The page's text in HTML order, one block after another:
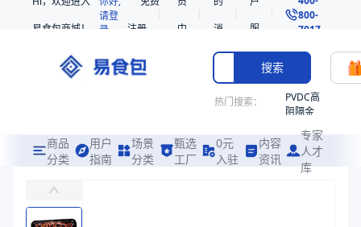
易食包商城！
请登
录
注册
中
消
息
服
务
800-
7017
搜索
热门搜索：
PVDC高
阻隔金
共挤热
收缩袋
商品
分类
用户
指南
场景
分类
甄选
工厂
0元
入驻
内容
资讯
专家
人才
库
易食包（EPAK）专注于PE/EVOH高阻隔贴体膜包装，提供详尽的规格
价格：￥56.12 ~ ￥58.31